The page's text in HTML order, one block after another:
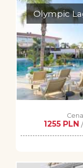
Olympic
1255 PLN